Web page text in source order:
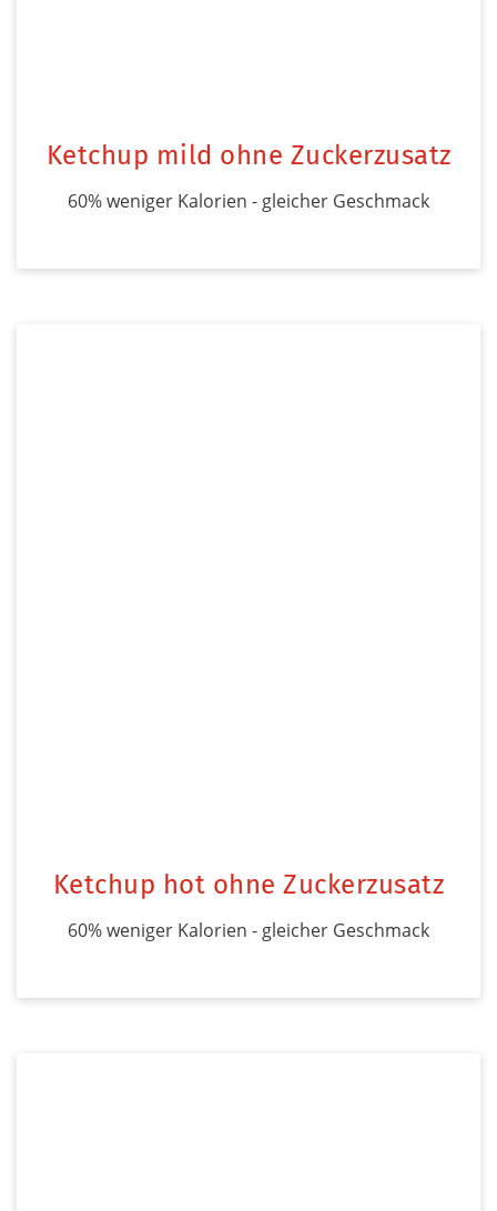
Ketchup mild ohne Zuckerzusatz
60% weniger Kalorien - gleicher Geschmack
Ketchup hot ohne Zuckerzusatz
60% weniger Kalorien - gleicher Geschmack